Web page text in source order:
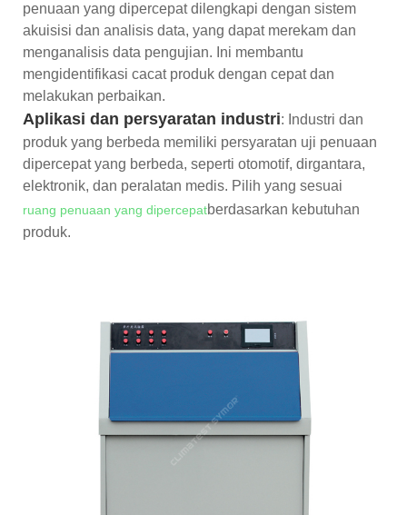
penuaan yang dipercepat dilengkapi dengan sistem
akuisisi dan analisis data, yang dapat merekam dan
menganalisis data pengujian. Ini membantu
mengidentifikasi cacat produk dengan cepat dan
melakukan perbaikan.
Aplikasi dan persyaratan industri: Industri dan
produk yang berbeda memiliki persyaratan uji penuaan
dipercepat yang berbeda, seperti otomotif, dirgantara,
elektronik, dan peralatan medis. Pilih yang sesuai
ruang penuaan yang dipercepatberdasarkan kebutuhan
produk.